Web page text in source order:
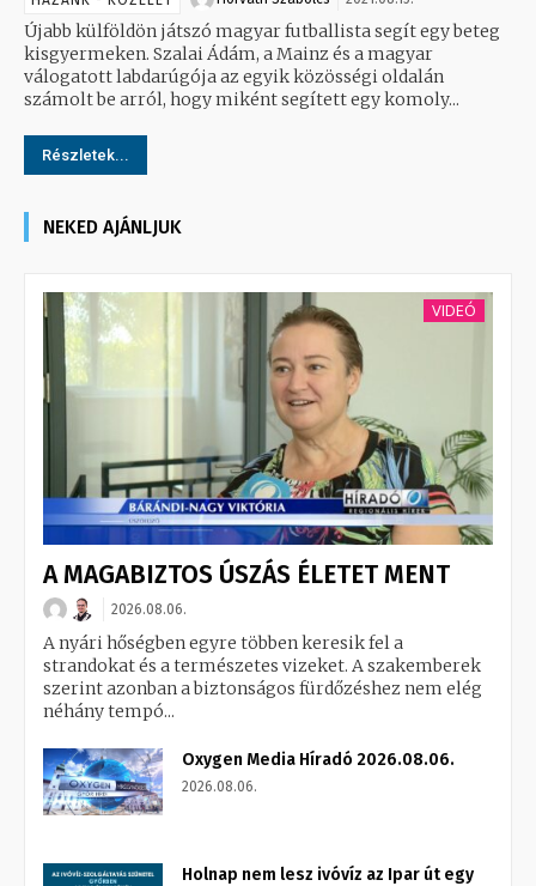
Újabb külföldön játszó magyar futballista segít egy beteg
kisgyermeken. Szalai Ádám, a Mainz és a magyar
válogatott labdarúgója az egyik közösségi oldalán
számolt be arról, hogy miként segített egy komoly...
Részletek...
NEKED AJÁNLJUK
VIDEÓ
A MAGABIZTOS ÚSZÁS ÉLETET MENT
2026.08.06.
A nyári hőségben egyre többen keresik fel a
strandokat és a természetes vizeket. A szakemberek
szerint azonban a biztonságos fürdőzéshez nem elég
néhány tempó...
Oxygen Media Híradó 2026.08.06.
2026.08.06.
Holnap nem lesz ivóvíz az Ipar út egy